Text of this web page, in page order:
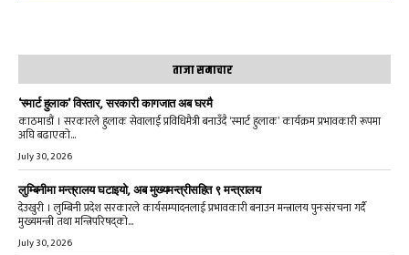
ताजा समाचार
‘स्मार्ट हुलाक’ विस्तार, सरकारी कागजात अब घरमै
काठमाडौं । सरकारले हुलाक सेवालाई प्रविधिमैत्री बनाउँदै ‘स्मार्ट हुलाक’ कार्यक्रम प्रभावकारी रूपमा
अघि बढाएको...
July 30, 2026
लुम्बिनीमा मन्त्रालय घटाइयो, अब मुख्यमन्त्रीसहित ९ मन्त्रालय
देउखुरी । लुम्बिनी प्रदेश सरकारले कार्यसम्पादनलाई प्रभावकारी बनाउन मन्त्रालय पुनःसंरचना गर्दै
मुख्यमन्त्री तथा मन्त्रिपरिषद्को...
July 30, 2026